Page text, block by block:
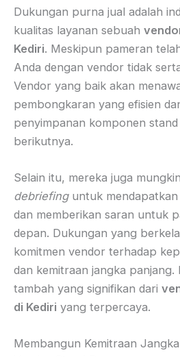
Dukungan purna jual adalah
kualitas layanan sebuah
Kediri. Meskipun pameran
Anda dengan vendor tidak
Vendor yang baik akan
pembongkaran yang efisien
penyimpanan komponen
berikutnya.
Selain itu, mereka juga
debriefinguntuk mendapatkan
dan memberikan saran untuk
depan. Dukungan yang
komitmen vendor terhadap
dan kemitraan jangka panjang.
tambah yang signifikan dari
di Kediri yang terpercaya.
Membangun Kemitraan